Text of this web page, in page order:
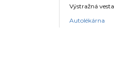
Výstražná vesta
Autolékárna